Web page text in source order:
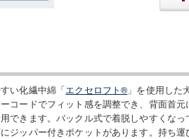
い化繊中綿「エクセロフト®」を使用した
コードでフィット感を調整でき、背面首
できます。バックル式で着脱しやすくな
ジッパー付きポケットがあります。持ち